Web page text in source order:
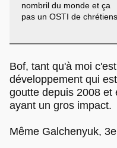
nombril du monde et ça
pas un OSTI de
Bof, tant qu'à moi
développement qui
goutte depuis 2008 et
ayant un gros impact.
Même Galchenyuk,